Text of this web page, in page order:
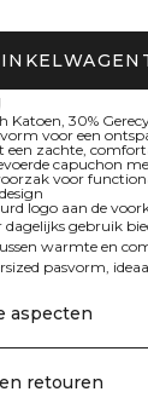
Katoen, 30%
voor een
een zachte,
capuchon
voor
logo aan de
gebruik
warmte en
pasvorm,
capuchon
van dikke,
het geborduurde
aspecten
retouren